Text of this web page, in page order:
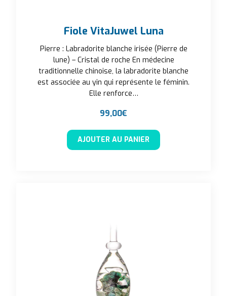
Fiole VitaJuwel Luna
Pierre : Labradorite blanche irisée (Pierre de
lune) – Cristal de roche En médecine
traditionnelle chinoise, la labradorite blanche
est associée au yin qui représente le féminin.
Elle renforce…
99,00€
AJOUTER AU PANIER